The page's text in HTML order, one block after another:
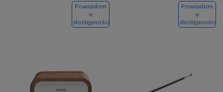
Powiadom
o
dostępności
Powiadom
o
dostępności